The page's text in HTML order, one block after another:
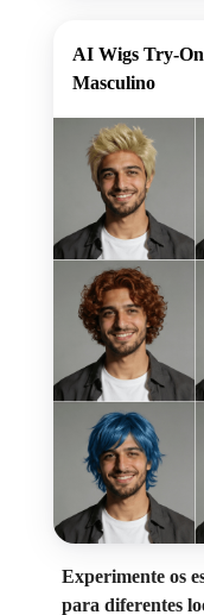
AI Wigs Try-On
Masculino
Experimente os
para diferentes